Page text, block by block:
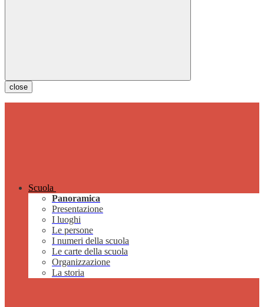
close
Scuola
Panoramica
Presentazione
I luoghi
Le persone
I numeri della scuola
Le carte della scuola
Organizzazione
La storia